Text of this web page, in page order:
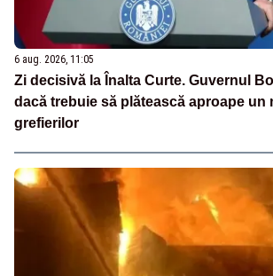
6 aug. 2026, 11:05
Zi decisivă la Înalta Curte. Guvernul
dacă trebuie să plătească aproape un
grefierilor